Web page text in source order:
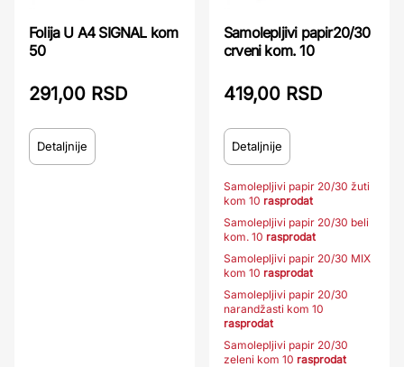
Folija U A4 SIGNAL kom
50
291,00 RSD
Detaljnije
Samolepljivi papir20/30
crveni kom. 10
419,00 RSD
Detaljnije
Samolepljivi papir 20/30 žuti
kom 10 rasprodat
Samolepljivi papir 20/30 beli
kom. 10 rasprodat
Samolepljivi papir 20/30 MIX
kom 10 rasprodat
Samolepljivi papir 20/30
narandžasti kom 10
rasprodat
Samolepljivi papir 20/30
zeleni kom 10 rasprodat